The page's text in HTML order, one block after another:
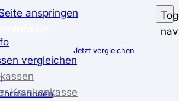
anspringen
vergleichen
Jetzt vergleichen
Krankenkasse